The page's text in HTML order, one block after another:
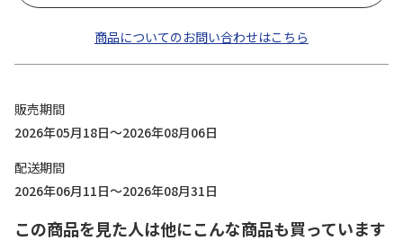
商品についてのお問い合わせはこちら
販売期間
2026年05月18日～2026年08月06日
配送期間
2026年06月11日～2026年08月31日
この商品を見た人は他にこんな商品も買っています